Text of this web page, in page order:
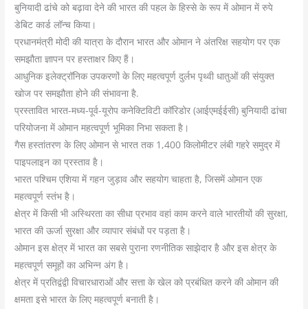
बुनियादी ढांचे को बढ़ावा देने की भारत की पहल के हिस्से के रूप में ओमान में रुपे
डेबिट कार्ड लॉन्च किया।
प्रधानमंत्री मोदी की यात्रा के दौरान भारत और ओमान ने अंतरिक्ष सहयोग पर एक
समझौता ज्ञापन पर हस्ताक्षर किए हैं।
आधुनिक इलेक्ट्रॉनिक उपकरणों के लिए महत्वपूर्ण दुर्लभ पृथ्वी धातुओं की संयुक्त
खोज पर समझौता होने की संभावना है.
प्रस्तावित भारत-मध्य-पूर्व-यूरोप कनेक्टिविटी कॉरिडोर (आईएमईईसी) बुनियादी ढांचा
परियोजना में ओमान महत्वपूर्ण भूमिका निभा सकता है।
गैस हस्तांतरण के लिए ओमान से भारत तक 1,400 किलोमीटर लंबी गहरे समुद्र में
पाइपलाइन का प्रस्ताव है।
भारत पश्चिम एशिया में गहन जुड़ाव और सहयोग चाहता है, जिसमें ओमान एक
महत्वपूर्ण स्तंभ है।
क्षेत्र में किसी भी अस्थिरता का सीधा प्रभाव वहां काम करने वाले भारतीयों की सुरक्षा,
भारत की ऊर्जा सुरक्षा और व्यापार संबंधों पर पड़ता है।
ओमान इस क्षेत्र में भारत का सबसे पुराना रणनीतिक साझेदार है और इस क्षेत्र के
महत्वपूर्ण समूहों का अभिन्न अंग है।
क्षेत्र में प्रतिद्वंद्वी विचारधाराओं और सत्ता के खेल को प्रबंधित करने की ओमान की
क्षमता इसे भारत के लिए महत्वपूर्ण बनाती है।